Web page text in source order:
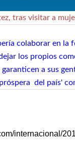
tras visitar a
colaborar en
los propios
garanticen a sus
del país'
internacional/